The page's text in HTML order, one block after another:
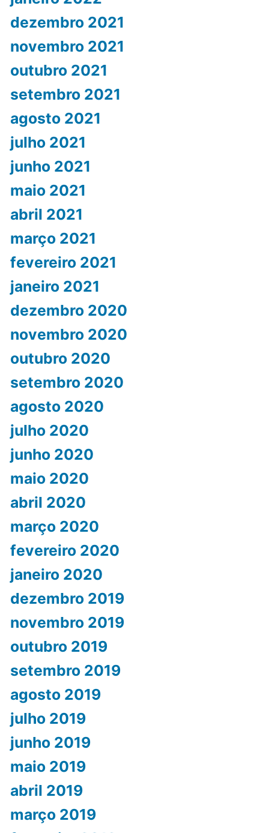
dezembro 2021
novembro 2021
outubro 2021
setembro 2021
agosto 2021
julho 2021
junho 2021
maio 2021
abril 2021
março 2021
fevereiro 2021
janeiro 2021
dezembro 2020
novembro 2020
outubro 2020
setembro 2020
agosto 2020
julho 2020
junho 2020
maio 2020
abril 2020
março 2020
fevereiro 2020
janeiro 2020
dezembro 2019
novembro 2019
outubro 2019
setembro 2019
agosto 2019
julho 2019
junho 2019
maio 2019
abril 2019
março 2019